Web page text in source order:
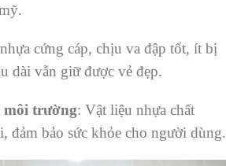
cứng cáp, chịu va đập tốt, ít bị
dài vẫn giữ được vẻ đẹp.
môi trường: Vật liệu nhựa chất
đảm bảo sức khỏe cho người dùng.